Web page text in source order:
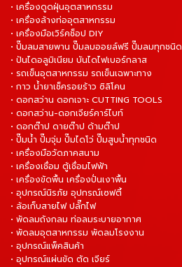
• เครื่องดูดฝุ่นอุตสาหกรรม
• เครื่องล้างท่ออุตสาหกรรม
• เครื่องมือเวิร์คช็อป DIY
• ปั๊มลมสายพาน ปั๊มลมออยล์ฟรี ปั๊มลมทุกชนิด
• ปันไดอลูมิเนียม บันไดไฟเบอร์กลาส
• รถเข็นอุตสาหกรรม รถเข็นเฉพาะทาง
• กาว น้ำยาเช็ครอยร้าว ซิลิโคน
• ดอกสว่าน ดอกเจาะ CUTTING TOOLS
• ดอกสว่าน-ดอกเจียร์คาร์ไบท์
• ดอกต๊าป ดายต๊าป ด้ามต๊าป
• ปั๊มน้ำ ปั๊มจุ่ม ปั๊มไดโว่ ปั๊มสูบน้ำทุกชนิด
• เครื่องมือวัดภาคสนาม
• เครื่องเชื่อม ตู้เชื่อมไฟฟ้า
• เครื่องขัดพื้น เครื่องปั่นเงาพื้น
• อุปกรณ์นิรภัย อุปกรณ์เซฟตี้
• ล้อเก็บสายไฟ ปลั๊กไฟ
• พัดลมถังกลม ท่อลมระบายอากาศ
• พัดลมอุตสาหกรรม พัดลมโรงงาน
• อุปกรณ์แพ็คสินค้า
• อุปกรณ์แผ่นขัด ตัด เจียร์